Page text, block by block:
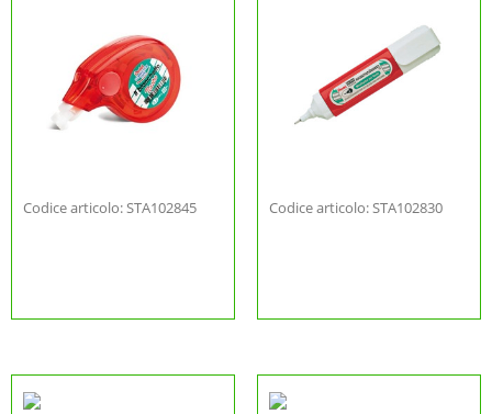
Codice articolo: STA102845 Codice articolo: STA102830